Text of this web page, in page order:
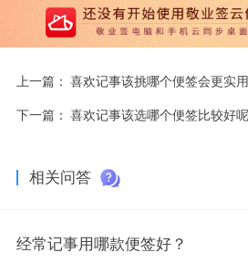
上一篇： 喜欢记事该挑哪个便签会更实
下一篇： 喜欢记事该选哪个便签比较好
相关问答
经常记事用哪款便签好？